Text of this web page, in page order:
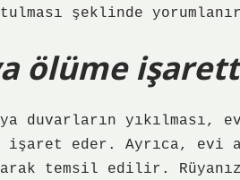
şeklinde
ölüme
duvarların yıkılması,
işaret eder. Ayrıca, evi
temsil edilir.